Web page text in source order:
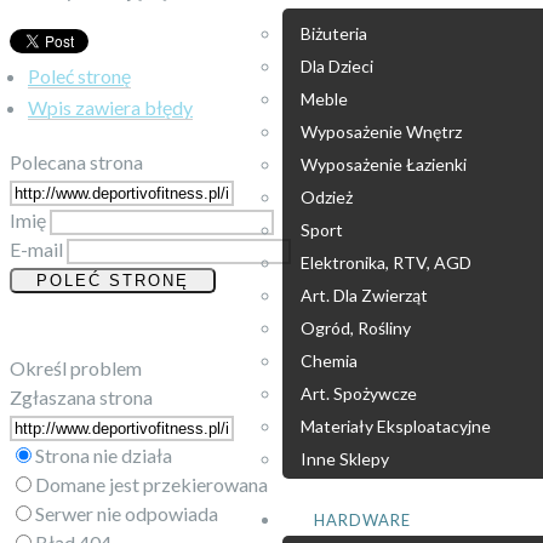
Biżuteria
Dla Dzieci
Meble
Wyposażenie Wnętrz
Wyposażenie Łazienki
Odzież
Sport
Elektronika, RTV, AGD
Art. Dla Zwierząt
Ogród, Rośliny
Chemia
Art. Spożywcze
Materiały Eksploatacyjne
Inne Sklepy
HARDWARE
Poleć stronę
Wpis zawiera błędy
Polecana strona
Imię
E-mail
Określ problem
Zgłaszana strona
Strona nie działa
Domane jest przekierowana
Serwer nie odpowiada